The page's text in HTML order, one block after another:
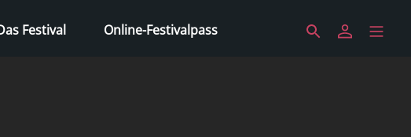
Festival Online-Festivalpass